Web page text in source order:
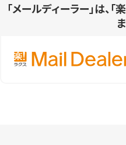
「メールディーラー」は、